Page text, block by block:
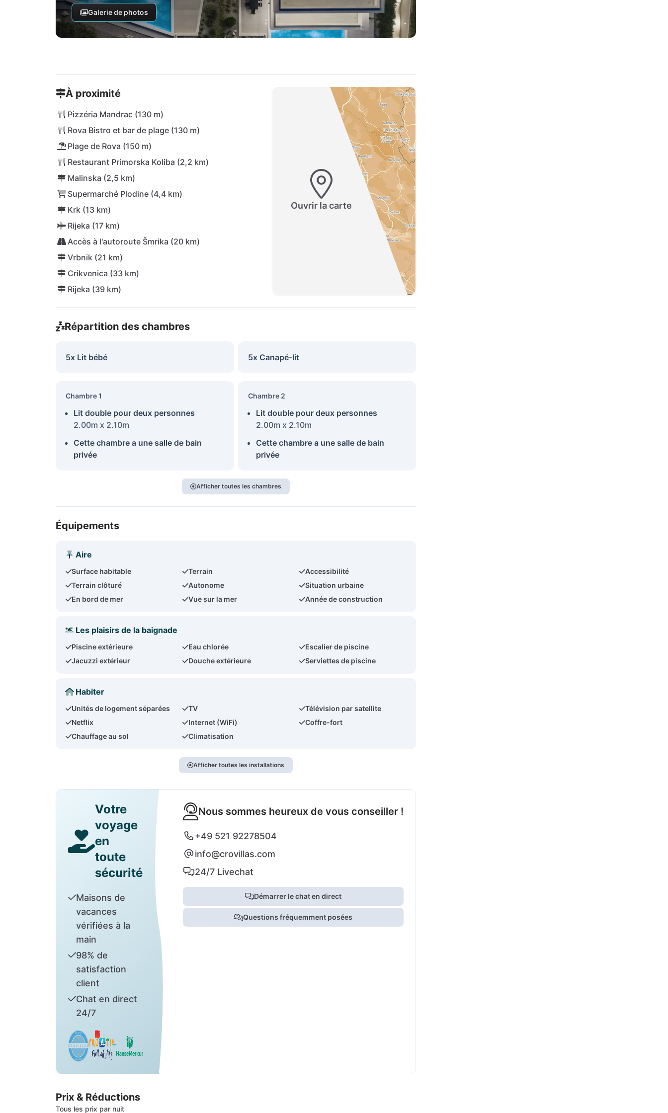
Galerie de photos
À proximité
Pizzéria Mandrac (130 m)
Rova Bistro et bar de plage (130 m)
Plage de Rova (150 m)
Restaurant Primorska Koliba (2,2 km)
Malinska (2,5 km)
Supermarché Plodine (4,4 km)
Krk (13 km)
Rijeka (17 km)
Accès à l'autoroute Šmrika (20 km)
Vrbnik (21 km)
Crikvenica (33 km)
Rijeka (39 km)
Ouvrir la carte
Répartition des chambres
5x Lit bébé 5x Canapé-lit
Chambre 1
Lit double pour deux personnes
2.00m x 2.10m
Cette chambre a une salle de bain
privée
Chambre 2
Lit double pour deux personnes
2.00m x 2.10m
Cette chambre a une salle de bain
privée
Afficher toutes les chambres
Équipements
Aire
Surface habitable Terrain
Accessibilité
Terrain clôturé
Autonome
Situation urbaine
En bord de mer
Vue sur la mer Année de construction
Les plaisirs de la baignade
Piscine extérieure Eau chlorée
Escalier de piscine
Jacuzzi extérieur
Douche extérieure Serviettes de piscine
Habiter
Unités de logement séparées TV
Télévision par satellite
Netflix
Internet (WiFi)
Coffre-fort
Chauffage au sol
Climatisation
Afficher toutes les installations
Votre
voyage
en
toute
sécurité
Maisons de
vacances
vérifiées à la
main
98% de
satisfaction
client
Chat en direct
24/7
Nous sommes heureux de vous conseiller !
+49 521 92278504
info@crovillas.com
24/7 Livechat
Démarrer le chat en direct
Questions fréquemment posées
Prix & Réductions
Tous les prix par nuit